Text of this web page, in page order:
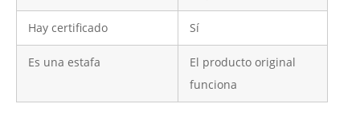
Hay certificado Sí
Es una estafa
El producto original
funciona